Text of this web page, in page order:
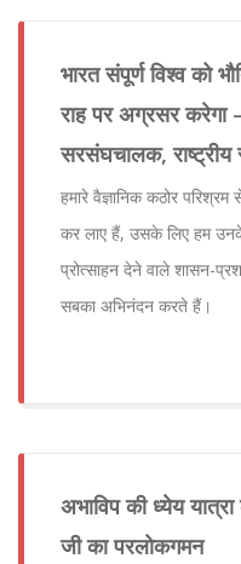
भारत संपूर्ण विश्व को
राह पर अग्रसर करेगा
सरसंघचालक,
हमारे वैज्ञानिक कठोर
कर लाए हैं, उसके लिए हम
प्रोत्साहन देने वाले शासन-
सबका अभिनंदन करते हैं।
अभाविप की ध्येय
जी का परलोकगमन